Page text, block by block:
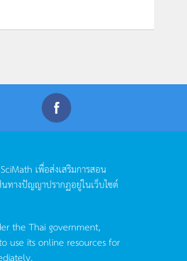
เพื่อส่งเสริมการสอน
ทางปัญญาปรากฏอยู่ในเว็บไซต์
the Thai government,
use its online resources for